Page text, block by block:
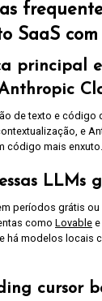
SaaS
principal
de texto e código
e
código mais enxuto.
LLMs
períodos grátis
como Lovable e
há modelos locais
cursor